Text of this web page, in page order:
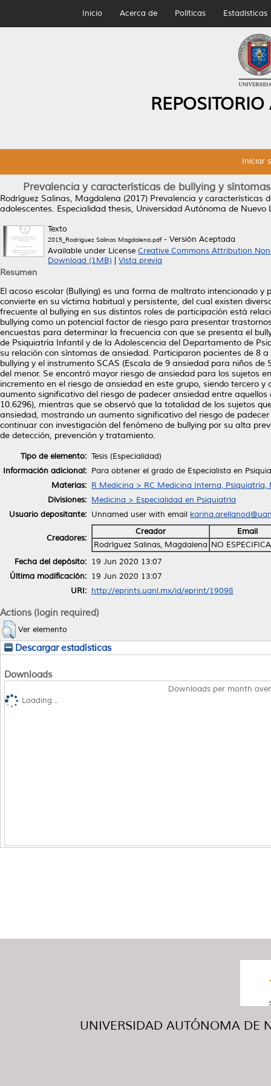
Inicio Acerca de Políticas Estadísticas
Iniciar
Prevalencia y características de bullying y
Rodríguez Salinas, Magdalena (2017) Prevalencia y características
adolescentes. Especialidad thesis, Universidad Autónoma de Nuevo
Texto
2015_Rodríguez Salinas Magdalena.pdf- Versión Aceptada
Available under License Creative Commons Attribution
Download (1MB)
Vista previa
Resumen
El acoso escolar (Bullying) es una forma de maltrato intencionado
convierte en su víctima habitual y persistente, del cual existen
frecuente al bullying en sus distintos roles de participación está
bullying como un potencial factor de riesgo para presentar
encuestas para determinar la frecuencia con que se presenta el
de Psiquiatría Infantil y de la Adolescencia del Departamento de
su relación con síntomas de ansiedad. Participaron pacientes de 8
bullying y el instrumento SCAS (Escala de 9 ansiedad para niños
del menor. Se encontró mayor riesgo de ansiedad para los sujetos
incremento en el riesgo de ansiedad en este grupo, siendo tercero
aumento significativo del riesgo de padecer ansiedad entre
10.6296), mientras que se observó que la totalidad de los sujetos
ansiedad, mostrando un aumento significativo del riesgo de
continuar con investigación del fenómeno de bullying por su alta
de detección, prevención y tratamiento.
Tipo de elemento: Tesis (Especialidad)
Información adicional: Para obtener el grado de Especialista en
Materias: R Medicina > RC Medicina Interna, Psiquiatría,
Divisiones: Medicina > Especialidad en Psiquiatría
Usuario depositante: Unnamed user with email
Creadores:
Creador
Email
Rodríguez Salinas, Magdalena NO
Fecha del depósito: 19 Jun 2020 13:07
Última modificación: 19 Jun 2020 13:07
URI: http://eprints.uanl.mx/id/eprint/19098
Actions (login required)
Ver elemento
Descargar estadísticas
Downloads
Downloads per month
Loading...
UNIVERSIDAD AUTÓNOMA DE